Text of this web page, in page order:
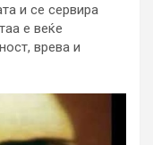
и се сервира
е веќе
врева и